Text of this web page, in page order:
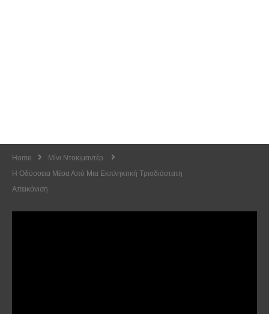
Home
Μίνι Ντοκιμαντέρ
Η Οδύσσεια Μέσα Από Μια Εκπληκτική Τρισδιάστατη
Απεικόνιση